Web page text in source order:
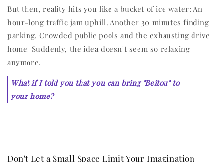
But then, reality hits you like a bucket of ice water: An
hour-long traffic jam uphill. Another 30 minutes finding
parking. Crowded public pools and the exhausting drive
home. Suddenly, the idea doesn't seem so relaxing
anymore.
What if I told you that you can bring "Beitou" to
your home?
Don't Let a Small Space Limit Your Imagination